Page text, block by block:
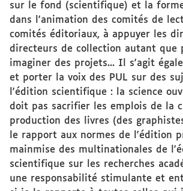
sur le fond (scientifique) et la
dans l'animation des comités de
comités éditoriaux, à appuyer les
directeurs de collection autant que
imaginer des projets... Il s'agit
et porter la voix des PUL sur des
l'édition scientifique : la science
doit pas sacrifier les emplois de la
production des livres (des
le rapport aux normes de l'édition
mainmise des multinationales de
scientifique sur les recherches
une responsabilité stimulante et